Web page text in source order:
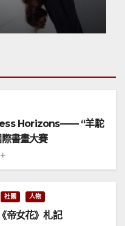
Horizons—— “羊駝
書畫大賽
社團 人物
帝女花》札記